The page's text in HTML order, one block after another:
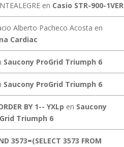
en Casio STR-900-1VER
Alberto Pacheco Acosta en
Cardiac
Saucony ProGrid Triumph 6
Saucony ProGrid Triumph 6
BY 1-- YXLp en Saucony
Triumph 6
3573=(SELECT 3573 FROM